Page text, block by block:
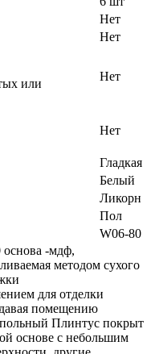
Нет
Нет
или
Нет
Нет
Гладкая
Белый
Ликорн
Пол
W06-80
-мдф,
методом сухого
для отделки
помещению
Плинтус покрыт
основе с небольшим